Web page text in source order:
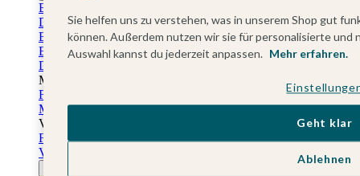
Einladungskarten Jugendweihe
Dankeskarten Jugendweihe
Einschulungskarten
Einladungskarten Einschulung
Danksagung Einschulung
Muttertag
Fotogeschenke Muttertag
Muttertagskarten
Vatertag
Fotogeschenke Vatertag
Vatertagskarten
Sie helfen uns zu verstehen, was in unserem Shop gut
können. Außerdem nutzen wir sie für personalisierte
Auswahl kannst du jederzeit anpassen. Mehr erfahren.
Ablehnen
Geht klar